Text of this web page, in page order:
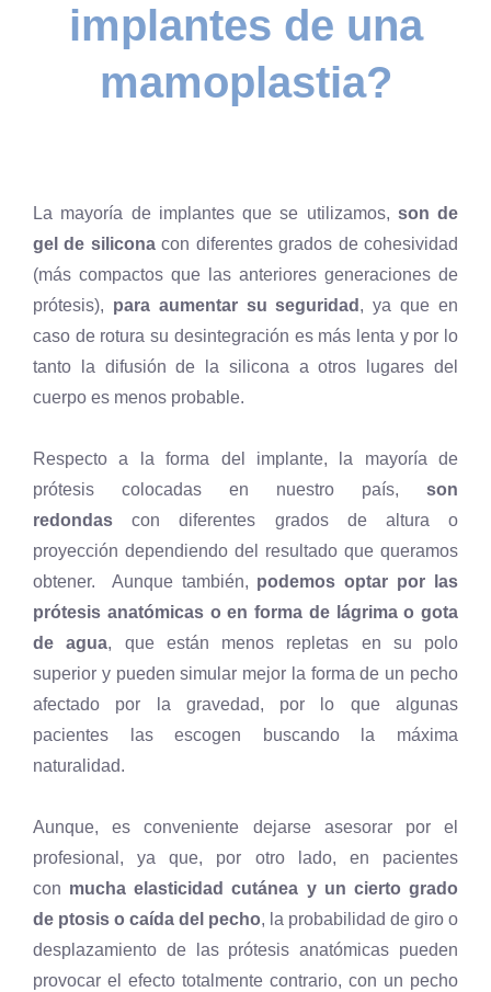
implantes de una
mamoplastia?
La mayoría de implantes que se utilizamos, son de
gel de siliconacon diferentes grados de cohesividad
(más compactos que las anteriores generaciones de
prótesis), para aumentar su seguridad , ya que en
caso de rotura su desintegración es más lenta y por lo
tanto la difusión de la silicona a otros lugares del
cuerpo es menos probable.
Respecto a la forma del implante, la mayoría de
prótesis colocadas en nuestro país, son
redondas con diferentes grados de altura o
proyección dependiendo del resultado que queramos
obtener. Aunque también, podemos optar por las
prótesis anatómicas o en forma de lágrima o gota
de agua, que están menos repletas en su polo
superior y pueden simular mejor la forma de un pecho
afectado por la gravedad, por lo que algunas
pacientes las escogen buscando la máxima
naturalidad.
Aunque, es conveniente dejarse asesorar por el
profesional, ya que, por otro lado, en pacientes
con mucha elasticidad cutánea y un cierto grado
de ptosis o caída del pecho, la probabilidad de giro o
desplazamiento de las prótesis anatómicas pueden
provocar el efecto totalmente contrario, con un pecho